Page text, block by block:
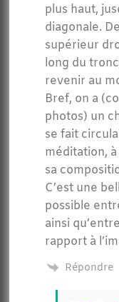
plus haut,
diagonale.
supérieur
long du
revenir au
Bref, on a
photos) un
se fait
méditation,
sa
C’est une
possible
ainsi
rapport à
Répondre